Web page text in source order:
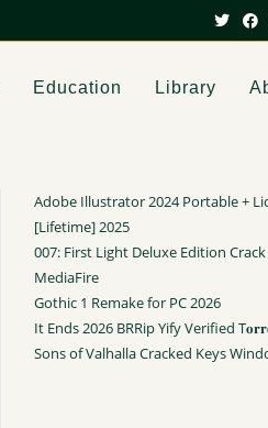
Education Library
Adobe Illustrator 2024 Portable +
[Lifetime] 2025
007: First Light Deluxe Edition
MediaFire
Gothic 1 Remake for PC 2026
It Ends 2026 BRRip Yify Verified
Sons of Valhalla Cracked Keys